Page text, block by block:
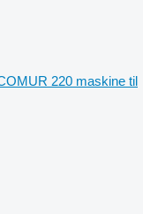
220 maskine til